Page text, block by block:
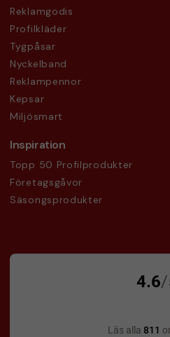
Reklamgodis
Profilkläder
Tygpåsar
Nyckelband
Reklampennor
Kepsar
Miljösmart
Inspiration
Topp 50 Profilprodukter
Företagsgåvor
Säsongsprodukter